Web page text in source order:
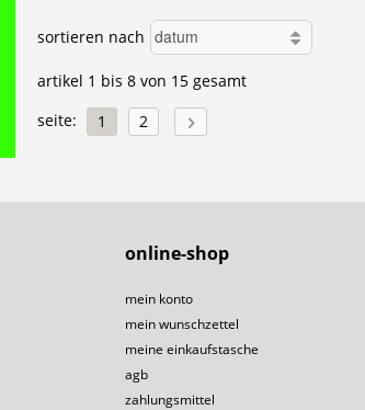
sortieren nach
artikel 1 bis 8 von 15 gesamt
seite:
1 2
online-shop
mein konto
mein wunschzettel
meine einkaufstasche
agb
zahlungsmittel